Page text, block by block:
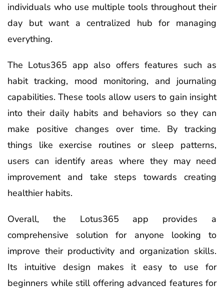
individuals who use multiple tools throughout their
day but want a centralized hub for managing
everything.
The Lotus365 app also offers features such as
habit tracking, mood monitoring, and journaling
capabilities. These tools allow users to gain insight
into their daily habits and behaviors so they can
make positive changes over time. By tracking
things like exercise routines or sleep patterns,
users can identify areas where they may need
improvement and take steps towards creating
healthier habits.
Overall, the Lotus365 app provides a
comprehensive solution for anyone looking to
improve their productivity and organization skills.
Its intuitive design makes it easy to use for
beginners while still offering advanced features for